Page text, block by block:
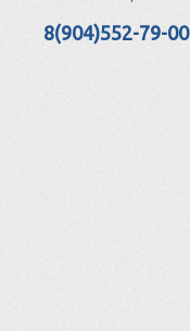
8(904)552-79-00